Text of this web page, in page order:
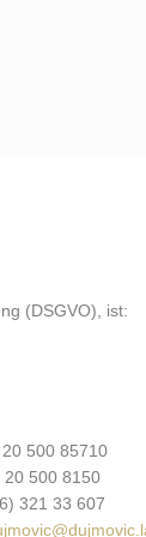
(DSGVO), ist:
500 85710
500 8150
321 33 607